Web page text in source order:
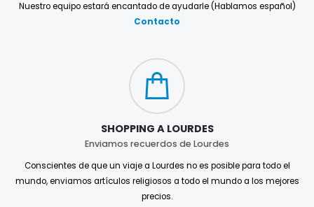
Nuestro equipo estará encantado de ayudarle (Hablamos español)
Contacto
SHOPPING A LOURDES
Enviamos recuerdos de Lourdes
Conscientes de que un viaje a Lourdes no es posible para todo el
mundo, enviamos artículos religiosos a todo el mundo a los mejores
precios.